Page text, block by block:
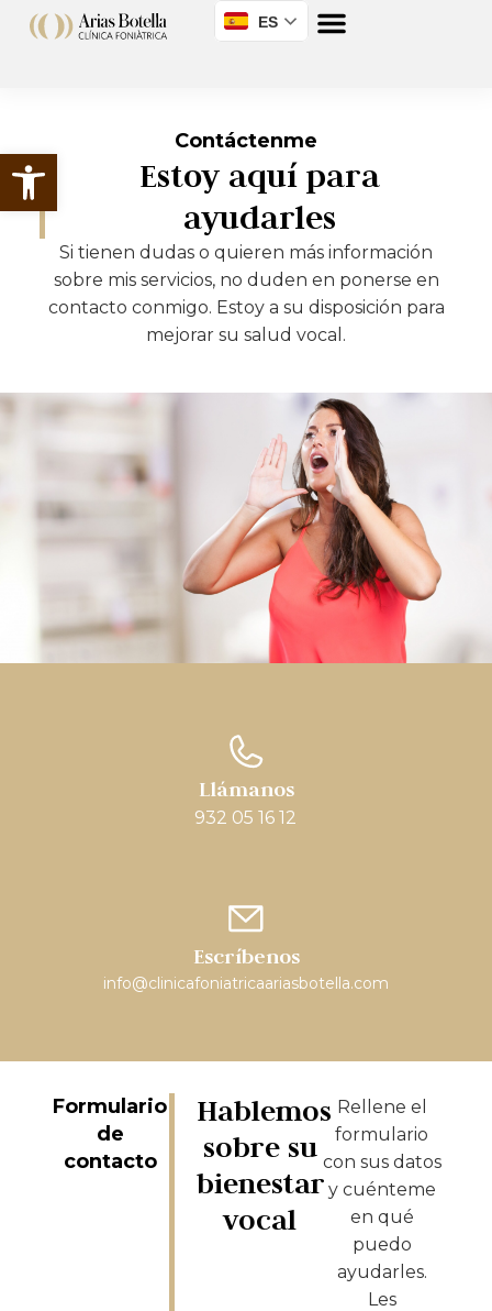
Abrir barra de herramientas
ES
Contáctenme
Estoy aquí para
ayudarles
Si tienen dudas o quieren más información
sobre mis servicios, no duden en ponerse en
contacto conmigo. Estoy a su disposición para
mejorar su salud vocal.
Llámanos
932 05 16 12
Escríbenos
info@clinicafoniatricaariasbotella.com
Formulario
de
contacto
Hablemos
sobre su
bienestar
vocal
Rellene el
formulario
con sus datos
y cuénteme
en qué
puedo
ayudarles.
Les